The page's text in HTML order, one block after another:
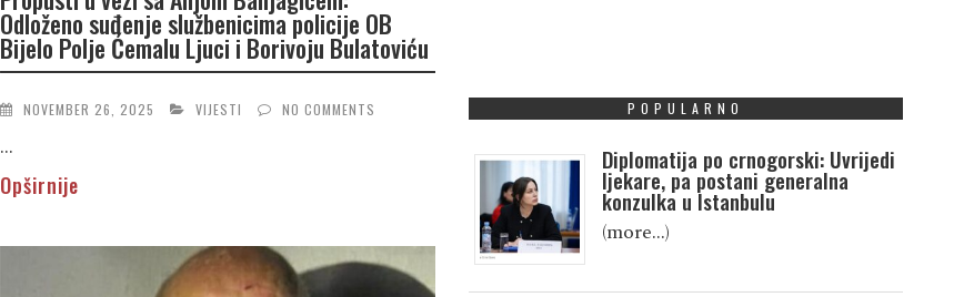
Odloženo suđenje službenicima policije OB
Bijelo Polje Ćemalu Ljuci i Borivoju Bulatoviću
NOVEMBER 26, 2025 VIJESTI NO COMMENTS
...
Opširnije
POPULARNO
Diplomatija po crnogorski: Uvrijedi
ljekare, pa postani generalna
konzulka u Istanbulu
(more…)